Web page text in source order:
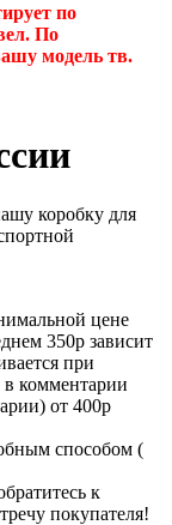
по
По
модель тв.
коробку для
цене
350р зависит
при
комментарии
от 400р
способом (
к
покупателя!